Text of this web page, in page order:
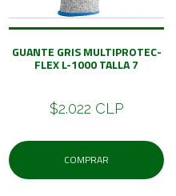
GUANTE GRIS MULTIPROTEC-
FLEX L-1000 TALLA 7
$2.022 CLP
COMPRAR